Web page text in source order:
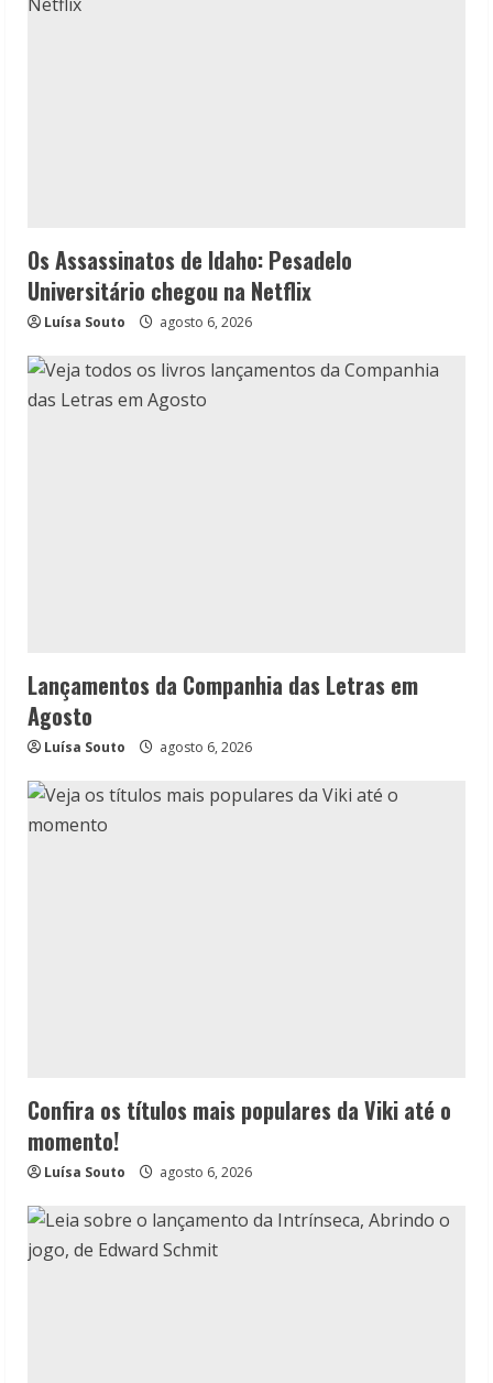
Os Assassinatos de Idaho: Pesadelo
Universitário chegou na Netflix
Luísa Souto agosto 6, 2026
Lançamentos da Companhia das Letras em
Agosto
Luísa Souto agosto 6, 2026
Confira os títulos mais populares da Viki até o
momento!
Luísa Souto agosto 6, 2026